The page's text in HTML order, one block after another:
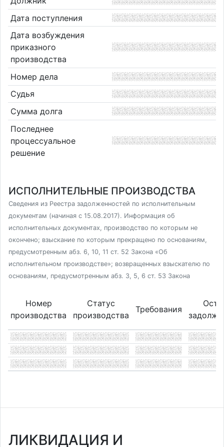
Дата поступления
Дата возбуждения
приказного
производства
Номер дела
Судья
Сумма долга
Последнее
процессуальное
решение
ИСПОЛНИТЕЛЬНЫЕ ПРОИЗВОДСТВА
Сведения из Реестра задолженностей по исполнительным
документам (начиная с 15.08.2017). Информация об
исполнительных документах, производство по которым не
окончено; взыскание по которым прекращено по основаниям,
предусмотренным абз. 6, 10, 11 ст. 52 Закона «Об
исполнительном производстве»; возвращенных взыскателю по
основаниям, предусмотренным абз. 3, 5, 6 ст. 53 Закона
Номер
производства
Статус
производства
Требования
ЛИКВИДАЦИЯ И